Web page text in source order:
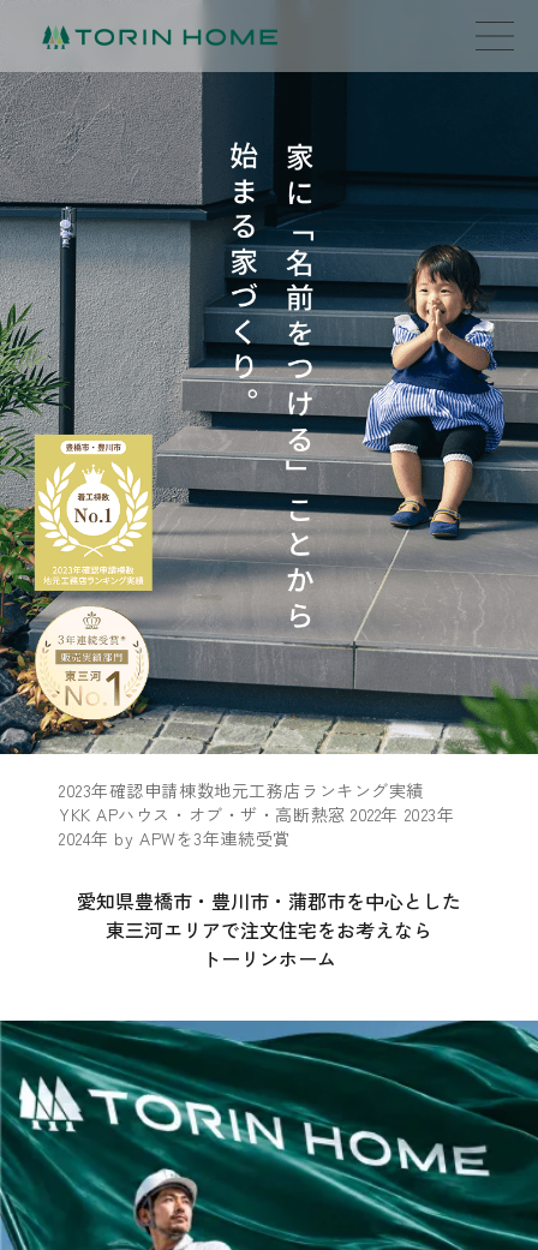
2023年確認申請棟数地元工務店ランキング実績
YKK APハウス・オブ・ザ・高断熱窓 2022年 2023年
2024年 by APWを3年連続受賞
愛知県豊橋市・豊川市・蒲郡市を中心とした
東三河エリアで注文住宅をお考えなら
トーリンホーム